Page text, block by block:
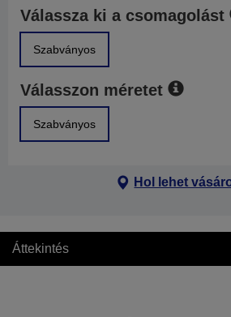
Válassza ki a csomagolást
Szabványos
Válasszon méretet
Szabványos
Hol lehet
Áttekintés